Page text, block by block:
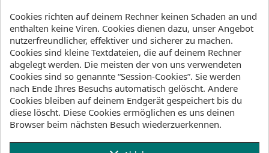
Klicke hier um die Lagerbestände anzuzeigen
Beschreibung
Artikeldetails
Anhänge
Lagerbestand
Cookies richten auf deinem Rechner keinen Schaden an und
enthalten keine Viren. Cookies dienen dazu, unser Angebot
nutzerfreundlicher, effektiver und sicherer zu machen.
Cookies sind kleine Textdateien, die auf deinem Rechner
abgelegt werden. Die meisten der von uns verwendeten
Cookies sind so genannte “Session-Cookies”. Sie werden
nach Ende Ihres Besuchs automatisch gelöscht. Andere
Cookies bleiben auf deinem Endgerät gespeichert bis du
diese löscht. Diese Cookies ermöglichen es uns deinen
Browser beim nächsten Besuch wiederzuerkennen.